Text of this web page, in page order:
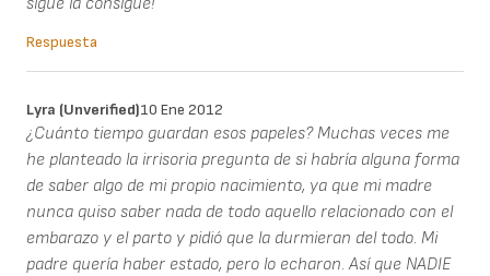
Respuesta
Lyra (unverified)10 Ene 2012
¿Cuánto tiempo guardan esos papeles? Muchas veces me
he planteado la irrisoria pregunta de si habría alguna forma
de saber algo de mi propio nacimiento, ya que mi madre
nunca quiso saber nada de todo aquello relacionado con el
embarazo y el parto y pidió que la durmieran del todo. Mi
padre quería haber estado, pero lo echaron. Así que NADIE